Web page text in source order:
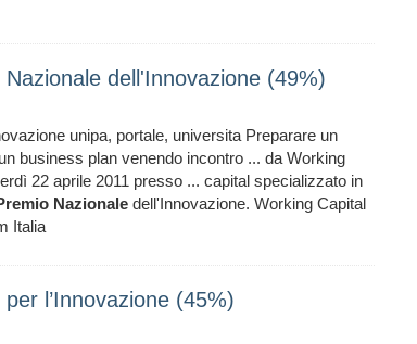
dell'Innovazione (49%)
unipa, portale, universita Preparare un
business plan venendo incontro ... da Working
22 aprile 2011 presso ... capital specializzato in
Nazionale dell'Innovazione. Working Capital
Italia
l’Innovazione (45%)